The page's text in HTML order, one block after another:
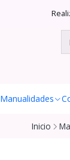
Manualidades
Inicio